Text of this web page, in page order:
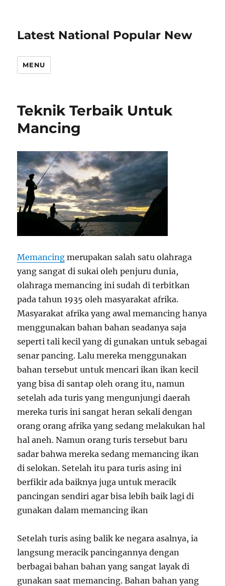
Latest National Popular New
MENU
Teknik Terbaik Untuk
Mancing
Memancing merupakan salah satu olahraga
yang sangat di sukai oleh penjuru dunia,
olahraga memancing ini sudah di terbitkan
pada tahun 1935 oleh masyarakat afrika.
Masyarakat afrika yang awal memancing hanya
menggunakan bahan bahan seadanya saja
seperti tali kecil yang di gunakan untuk sebagai
senar pancing. Lalu mereka menggunakan
bahan tersebut untuk mencari ikan ikan kecil
yang bisa di santap oleh orang itu, namun
setelah ada turis yang mengunjungi daerah
mereka turis ini sangat heran sekali dengan
orang orang afrika yang sedang melakukan hal
hal aneh. Namun orang turis tersebut baru
sadar bahwa mereka sedang memancing ikan
di selokan. Setelah itu para turis asing ini
berfikir ada baiknya juga untuk meracik
pancingan sendiri agar bisa lebih baik lagi di
gunakan dalam memancing ikan
Setelah turis asing balik ke negara asalnya, ia
langsung meracik pancingannya dengan
berbagai bahan bahan yang sangat layak di
gunakan saat memancing. Bahan bahan yang